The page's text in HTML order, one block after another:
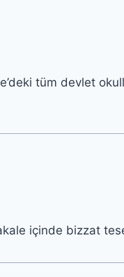
tüm devlet
içinde bizzat